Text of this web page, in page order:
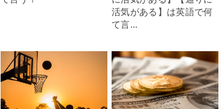
活気がある】は英語で何
て言...